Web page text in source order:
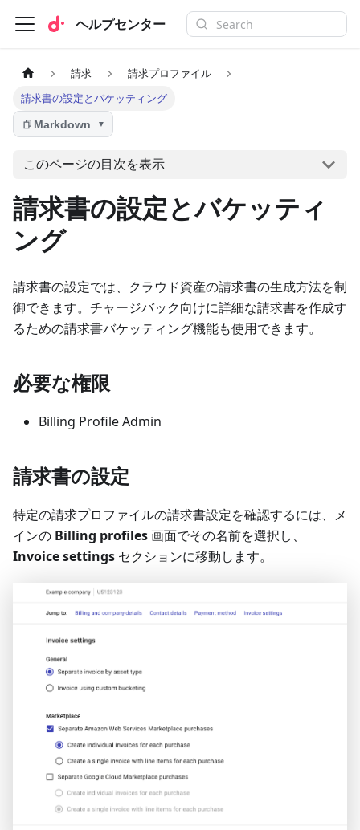
ヘルプセンター
請求
請求プロファイル
請求書の設定とバケッティング
Markdown ▼
このページの目次を表示
請求書の設定とバケッティ
ング
請求書の設定では、クラウド資産の請求書の生成方法を制
御できます。チャージバック向けに詳細な請求書を作成す
るための請求書バケッティング機能も使用できます。
必要な権限
Billing Profile Admin
請求書の設定
特定の請求プロファイルの請求書設定を確認するには、メ
インの Billing profiles画面でその名前を選択し、
Invoice settings セクションに移動します。